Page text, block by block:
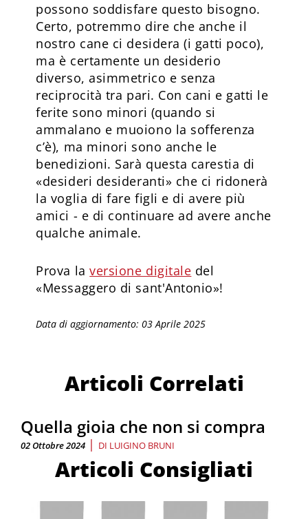
possono soddisfare questo bisogno.
Certo, potremmo dire che anche il
nostro cane ci desidera (i gatti poco),
ma è certamente un desiderio
diverso, asimmetrico e senza
reciprocità tra pari. Con cani e gatti le
ferite sono minori (quando si
ammalano e muoiono la sofferenza
c’è), ma minori sono anche le
benedizioni. Sarà questa carestia di
«desideri desideranti» che ci ridonerà
la voglia di fare figli e di avere più
amici - e di continuare ad avere anche
qualche animale.
Prova laversione digitale del
«Messaggero di sant'Antonio»!
Data di aggiornamento: 03 Aprile 2025
Articoli Correlati
Quella gioia che non si compra
02 Ottobre 2024 | DI LUIGINO BRUNI
Articoli Consigliati